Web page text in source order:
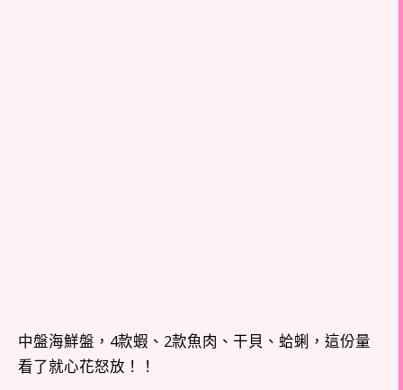
中盤海鮮盤，4款蝦、2款魚肉、干貝、蛤蜊，這份量
看了就心花怒放！！